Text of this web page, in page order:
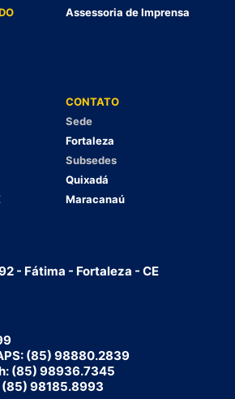
Assessoria de Imprensa
CONTATO
Sede
Fortaleza
Subsedes
Quixadá
Maracanaú
- Fátima - Fortaleza - CE
(85) 98880.2839
(85) 98936.7345
98185.8993